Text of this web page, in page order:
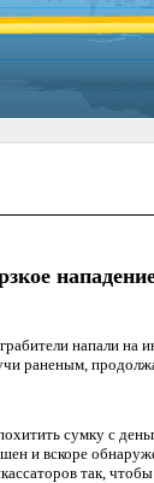
напали на
раненым,
сумку с
и вскоре
так,